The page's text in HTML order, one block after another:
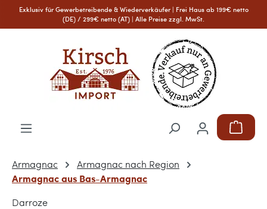
Zum Hauptinhalt springen
Exklusiv für Gewerbetreibende & Wiederverkäufer | Frei Haus ab 199€ netto
(DE) / 299€ netto (AT) | Alle Preise zzgl. MwSt.
Armagnac Armagnac nach Region
Armagnac aus Bas-Armagnac
Darroze